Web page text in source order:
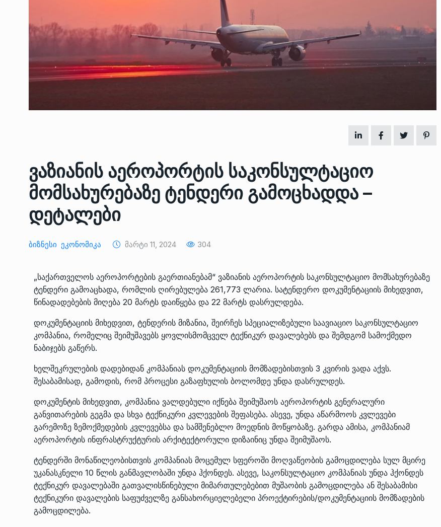
ვაზიანის აეროპორტის საკონსულტაციო
მომსახურებაზე ტენდერი გამოცხადდა –
დეტალები
Ბიზნესი Ეკონომიკა Მარტი 11, 2024 304
„საქართველოს აეროპორტების გაერთიანებამ“ ვაზიანის აეროპორტის საკონსულტაციო მომსახურებაზე
ტენდერი გამოაცხადა, რომლის ღირებულება 261,773 ლარია. სატენდერო დოკუმენტაციის მიხედვით,
წინადადებების მიღება 20 მარტს დაიწყება და 22 მარტს დასრულდება.
დოკუმენტაციის მიხედვით, ტენდერის მიზანია, შეირჩეს სპეციალიზებული საავიაციო საკონსულტაციო
კომპანია, რომელიც შეიმუშავებს ყოვლისმომცველ ტექნიკურ დავალებებს და შემდგომ სამოქმედო
ნაბიჯებს გაწერს.
ხელშეკრულების დადებიდან კომპანიას დოკუმენტაციის მომზადებისთვის 3 კვირის ვადა აქვს.
შესაბამისად, გამოდის, რომ პროცესი გაზაფხულის ბოლომდე უნდა დასრულდეს.
დოკუმენტის მიხედვით, კომპანია ვალდებული იქნება შეიმუშაოს აეროპორტის გენერალური
განვითარების გეგმა და სხვა ტექნიკური კვლევების შეფასება. ასევე, უნდა აწარმოოს კვლევები
გარემოზე ზემოქმედების კვლევებსა და სამშენებლო მოედნის მოწყობაზე. გარდა ამისა, კომპანიამ
აეროპორტის ინფრასტრუქტურის არქიტექტორული დიზაინიც უნდა შეიმუშაოს.
ტენდერში მონაწილეობისთვის კომპანიას მოცემულ სფეროში მოღვაწეობის გამოცდილება სულ მცირე
უკანასკნელი 10 წლის განმავლობაში უნდა ჰქონდეს. ასევე, საკონსულტაციო კომპანიას უნდა ჰქონდეს
ტექნიკურ დავალებაში გათვალისწინებული მიმართულებებით მუშაობის გამოცდილება ან შესაბამისი
ტექნიკური დავალების საფუძველზე განსახორციელებელი პროექტირების/დოკუმენტაციის მომზადების
გამოცდილება.
ᲔᲙᲝᲜᲝᲛᲘᲙᲐ 10/05/2022
სამსახურის…
ᲔᲙᲝᲜᲝᲛᲘᲙᲐ 10/05/2022
8
საქართველოს რკინიგზის
ᲔᲙᲝᲜᲝᲛᲘᲙᲐ 11/05/2022
9
სახელობის ოპერისა და
ბალეტის…
ᲙᲣᲚᲢᲣᲠᲐ 13/05/2022
10
თბილისის ზაქარია ფალიაშვილის
ᲙᲣᲚᲢᲣᲠᲐ 13/05/2022
12 ᲠᲔᲒᲘᲝᲜᲔᲑᲘ
მარაგი დღეისათვის გვაქვს
14
ტექნოპარკში სტარტაპერებს…
ᲒᲐᲜᲐᲗᲚᲔᲑᲐ 15/05/2022
15
პრემიერ-მინისტრმა ირაკლი
ღარიბაშვილმა ახლად